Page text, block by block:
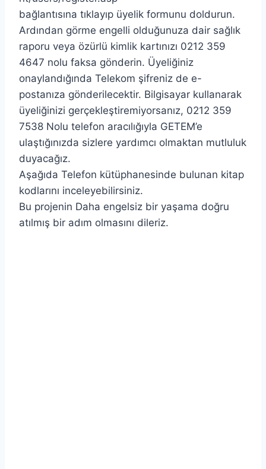
bağlantısına tıklayıp üyelik formunu doldurun.
Ardından görme engelli olduğunuza dair sağlık
raporu veya özürlü kimlik kartınızı 0212 359
4647 nolu faksa gönderin. Üyeliğiniz
onaylandığında Telekom şifreniz de e-
postanıza gönderilecektir. Bilgisayar kullanarak
üyeliğinizi gerçekleştiremiyorsanız, 0212 359
7538 Nolu telefon aracılığıyla GETEM’e
ulaştığınızda sizlere yardımcı olmaktan mutluluk
duyacağız.
Aşağıda Telefon kütüphanesinde bulunan kitap
kodlarını inceleyebilirsiniz.
Bu projenin Daha engelsiz bir yaşama doğru
atılmış bir adım olmasını dileriz.